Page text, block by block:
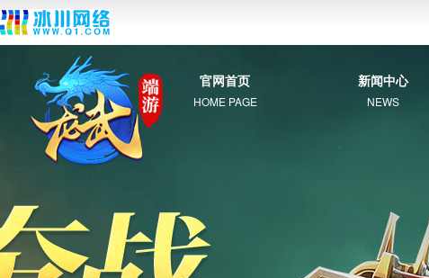
官网首页
HOME PAGE
新闻中心
NEWS